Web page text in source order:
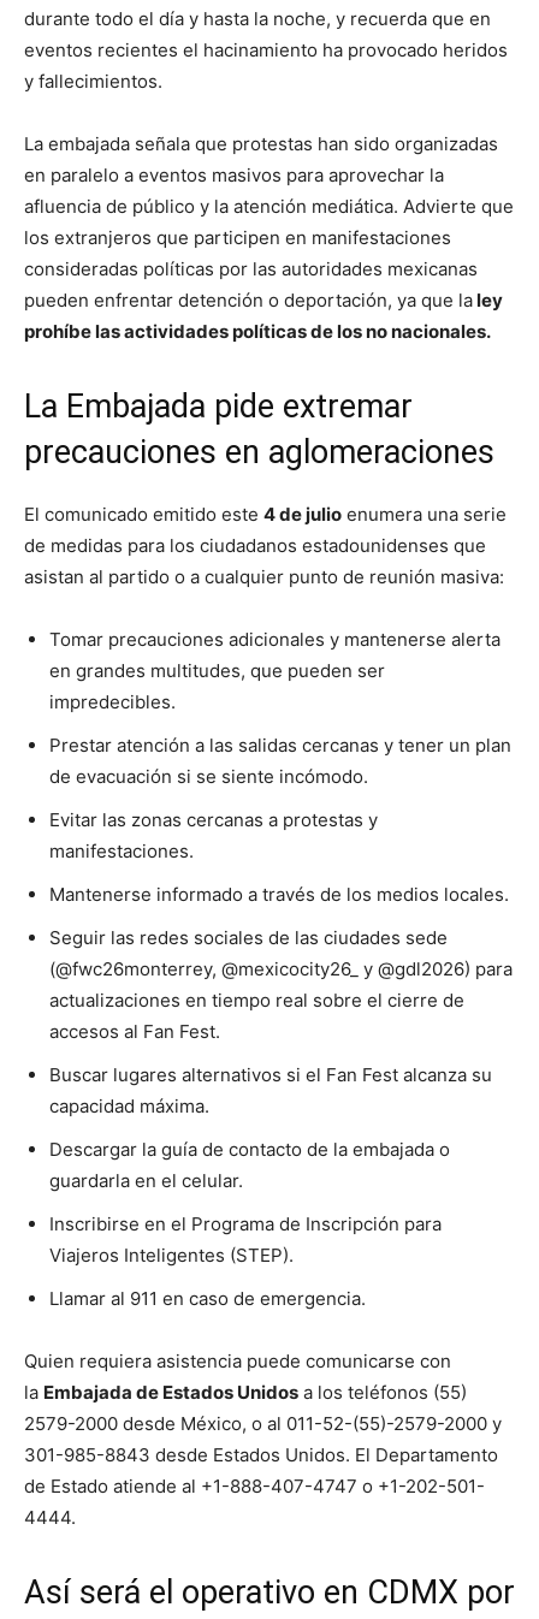
durante todo el día y hasta la noche, y recuerda que en
eventos recientes el hacinamiento ha provocado heridos
y fallecimientos.
La embajada señala que protestas han sido organizadas
en paralelo a eventos masivos para aprovechar la
afluencia de público y la atención mediática. Advierte que
los extranjeros que participen en manifestaciones
consideradas políticas por las autoridades mexicanas
pueden enfrentar detención o deportación, ya que laley
prohíbe las actividades políticas de los no nacionales.
La Embajada pide extremar
precauciones en aglomeraciones
El comunicado emitido este 4 de julio enumera una serie
de medidas para los ciudadanos estadounidenses que
asistan al partido o a cualquier punto de reunión masiva:
Tomar precauciones adicionales y mantenerse alerta
en grandes multitudes, que pueden ser
impredecibles.
Prestar atención a las salidas cercanas y tener un plan
de evacuación si se siente incómodo.
Evitar las zonas cercanas a protestas y
manifestaciones.
Mantenerse informado a través de los medios locales.
Seguir las redes sociales de las ciudades sede
(@fwc26monterrey, @mexicocity26_ y @gdl2026) para
actualizaciones en tiempo real sobre el cierre de
accesos al Fan Fest.
Buscar lugares alternativos si el Fan Fest alcanza su
capacidad máxima.
Descargar la guía de contacto de la embajada o
guardarla en el celular.
Inscribirse en el Programa de Inscripción para
Viajeros Inteligentes (STEP).
Llamar al 911 en caso de emergencia.
Quien requiera asistencia puede comunicarse con
la Embajada de Estados Unidos a los teléfonos (55)
2579-2000 desde México, o al 011-52-(55)-2579-2000 y
301-985-8843 desde Estados Unidos. El Departamento
de Estado atiende al +1-888-407-4747 o +1-202-501-
4444.
Así será el operativo en CDMX por